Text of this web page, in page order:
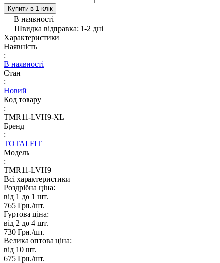
Купити в 1 клік
В наявності
Швидка відправка: 1-2 дні
Характеристики
Наявність
:
В наявності
Стан
:
Новий
Код товару
:
TMR11-LVH9-XL
Бренд
:
TOTALFIT
Модель
:
TMR11-LVH9
Всі характеристики
Роздрібна ціна:
від 1 до 1 шт.
765 Грн./шт.
Гуртова ціна:
від 2 до 4 шт.
730 Грн./шт.
Велика оптова ціна:
від 10 шт.
675 Грн./шт.